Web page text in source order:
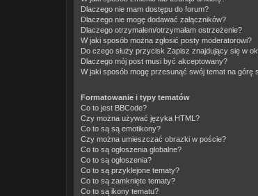
Dlaczego nie mam dostępu do forum?
Dlaczego nie mogę dodawać załączników?
Dlaczego otrzymałem/otrzymałam ostrzeżenie?
W jaki sposób można zgłosić posty moderatorowi?
Do czego służy przycisk Zapisz znajdujący się w
Dlaczego mój post musi być akceptowany?
W jaki sposób mogę przesunąć swój temat na górę
Formatowanie i typy tematów
Co to jest BBCode?
Czy można używać języka HTML?
Co to są są emotikony?
Czy można umieszczać obrazki w poście?
Co to są ogłoszenia globalne?
Co to są ogłoszenia?
Co to są przyklejone tematy?
Co to są zamknięte tematy?
Co to są ikony tematu?